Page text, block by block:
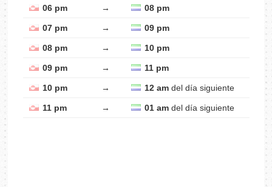
06 pm → 08 pm
07 pm → 09 pm
08 pm → 10 pm
09 pm → 11 pm
10 pm → 12 amdel día siguiente
11 pm → 01 amdel día siguiente